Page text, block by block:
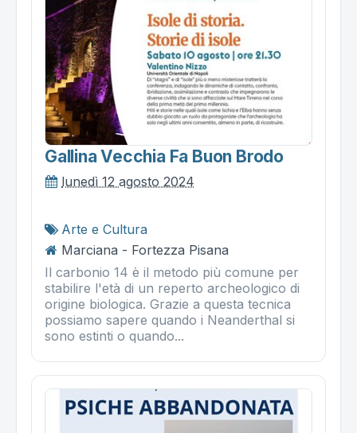
Gallina Vecchia Fa Buon Brodo
lunedì 12 agosto 2024
Arte e Cultura
Marciana - Fortezza Pisana
Il carbonio 14 è il metodo più comune per
stabilire l'età di un reperto archeologico di
origine biologica. Grazie a questa tecnica
possiamo sapere quando i Neanderthal si
sono estinti o quando...